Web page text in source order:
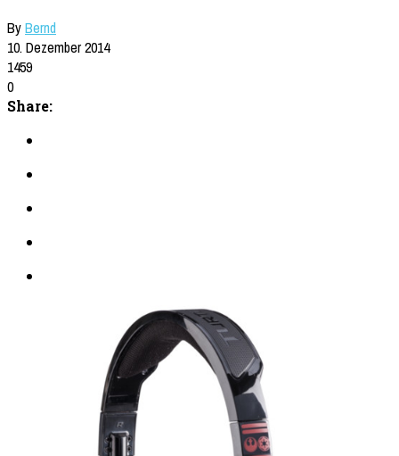
ByBernd
10. Dezember 2014
1459
0
Share: